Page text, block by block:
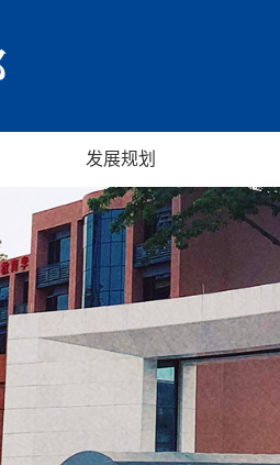
发展规划